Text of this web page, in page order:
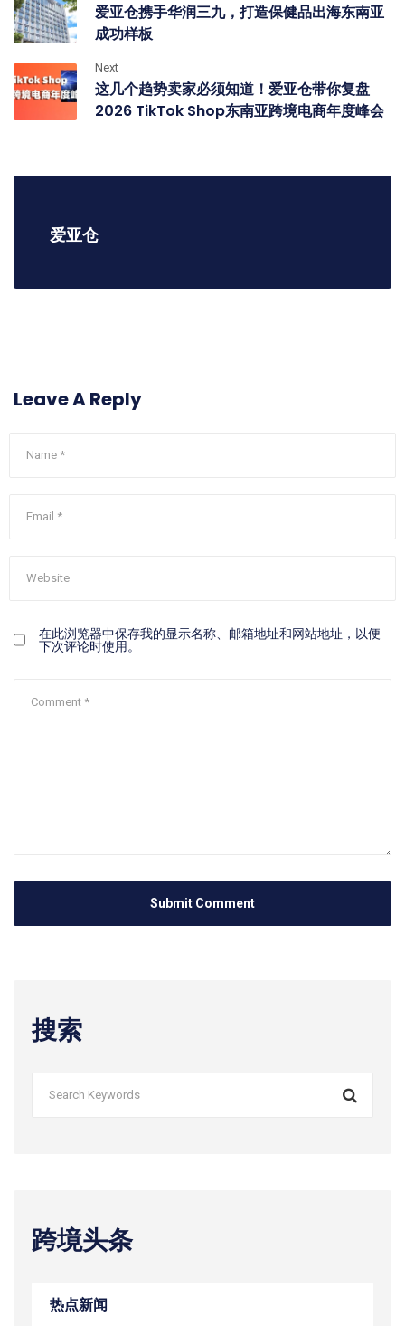
爱亚仓携手华润三九，打造保健品出海东南亚
成功样板
Next
这几个趋势卖家必须知道！爱亚仓带你复盘
2026 TikTok Shop东南亚跨境电商年度峰会
爱亚仓
Leave A Reply
在此浏览器中保存我的显示名称、邮箱地址和网站地址，以便
下次评论时使用。
搜索
跨境头条
热点新闻